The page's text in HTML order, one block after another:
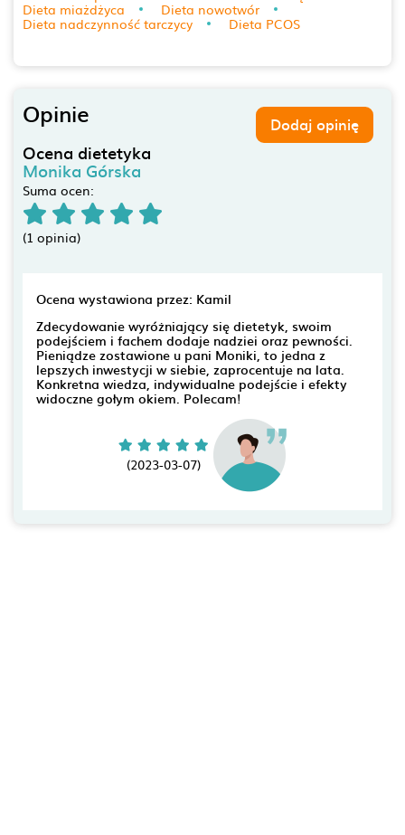
Dieta miażdżyca
Dieta nowotwór
Dieta nadczynność tarczycy
Dieta PCOS
Opinie Dodaj opinię
Ocena dietetyka
Monika Górska
Suma ocen:
(1 opinia)
Ocena wystawiona przez: Kamil
Zdecydowanie wyróżniający się dietetyk, swoim
podejściem i fachem dodaje nadziei oraz pewności.
Pieniądze zostawione u pani Moniki, to jedna z
lepszych inwestycji w siebie, zaprocentuje na lata.
Konkretna wiedza, indywidualne podejście i efekty
widoczne gołym okiem. Polecam!
(2023-03-07)